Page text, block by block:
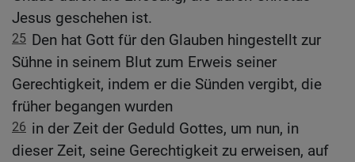
Jesus geschehen ist.
25 Den hat Gott für den Glauben hingestellt zur
Sühne in seinem Blut zum Erweis seiner
Gerechtigkeit, indem er die Sünden vergibt, die
früher begangen wurden
26 in der Zeit der Geduld Gottes, um nun, in
dieser Zeit, seine Gerechtigkeit zu erweisen, auf